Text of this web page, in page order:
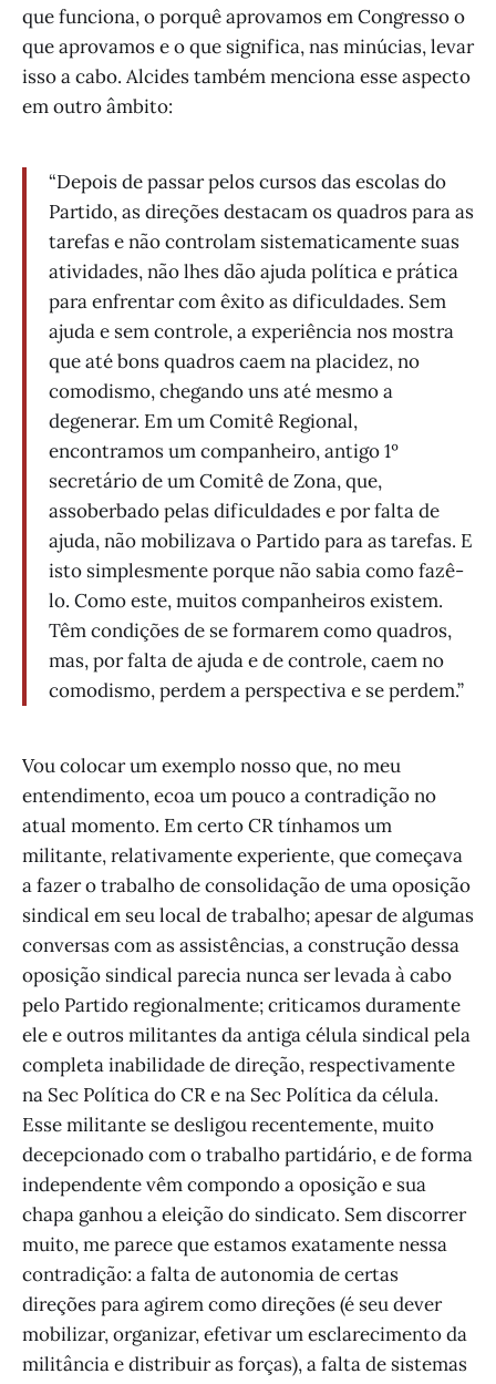
que funciona, o porquê aprovamos em Congresso o
que aprovamos e o que significa, nas minúcias, levar
isso a cabo. Alcides também menciona esse aspecto
em outro âmbito:
“Depois de passar pelos cursos das escolas do
Partido, as direções destacam os quadros para as
tarefas e não controlam sistematicamente suas
atividades, não lhes dão ajuda política e prática
para enfrentar com êxito as dificuldades. Sem
ajuda e sem controle, a experiência nos mostra
que até bons quadros caem na placidez, no
comodismo, chegando uns até mesmo a
degenerar. Em um Comitê Regional,
encontramos um companheiro, antigo 1º
secretário de um Comitê de Zona, que,
assoberbado pelas dificuldades e por falta de
ajuda, não mobilizava o Partido para as tarefas. E
isto simplesmente porque não sabia como fazê-
lo. Como este, muitos companheiros existem.
Têm condições de se formarem como quadros,
mas, por falta de ajuda e de controle, caem no
comodismo, perdem a perspectiva e se perdem.”
Vou colocar um exemplo nosso que, no meu
entendimento, ecoa um pouco a contradição no
atual momento. Em certo CR tínhamos um
militante, relativamente experiente, que começava
a fazer o trabalho de consolidação de uma oposição
sindical em seu local de trabalho; apesar de algumas
conversas com as assistências, a construção dessa
oposição sindical parecia nunca ser levada à cabo
pelo Partido regionalmente; criticamos duramente
ele e outros militantes da antiga célula sindical pela
completa inabilidade de direção, respectivamente
na Sec Política do CR e na Sec Política da célula.
Esse militante se desligou recentemente, muito
decepcionado com o trabalho partidário, e de forma
independente vêm compondo a oposição e sua
chapa ganhou a eleição do sindicato. Sem discorrer
muito, me parece que estamos exatamente nessa
contradição: a falta de autonomia de certas
direções para agirem como direções (é seu dever
mobilizar, organizar, efetivar um esclarecimento da
militância e distribuir as forças), a falta de sistemas